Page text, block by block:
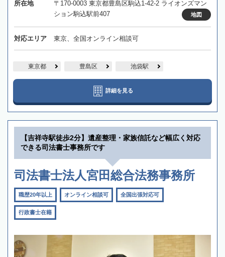
所在地
〒170-0003 東京都豊島区駒込1-42-2 ライオンズマン
ション駒込駅前407
地図
対応エリア 東京、全国オンライン相談可
東京都 豊島区 池袋駅
詳細を見る
【吉祥寺駅徒歩2分】遺産整理・家族信託など幅広く対応
できる司法書士事務所です
司法書士法人宮田総合法務事務所
職歴20年以上 オンライン相談可 全国出張対応可
行政書士在籍